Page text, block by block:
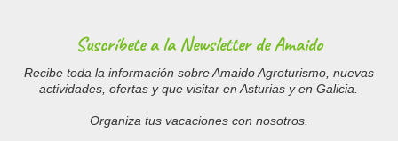
Suscríbete a la Newsletter de Amaido
Recibe toda la información sobre Amaido Agroturismo, nuevas
actividades, ofertas y que visitar en Asturias y en Galicia.
Organiza tus vacaciones con nosotros.